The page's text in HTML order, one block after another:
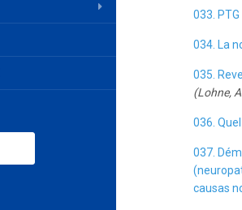
033.
034. La
035.
(Lohne,
036.
037.
causas